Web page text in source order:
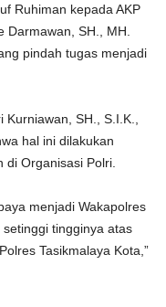
Ruhiman kepada AKP
Darmawan, SH., MH.
pindah tugas menjadi
SH., S.I.K.,
hal ini dilakukan
Organisasi Polri.
menjadi Wakapolres
tingginya atas
Tasikmalaya Kota,”